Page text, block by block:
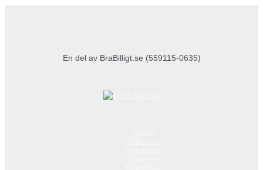
En del av BraBilligt.se (559115-0635)